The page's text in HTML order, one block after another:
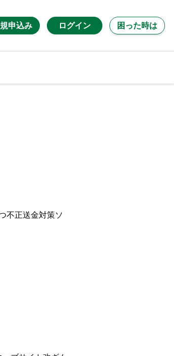
申込み ログイン 困った時は
不正送金対策ソ